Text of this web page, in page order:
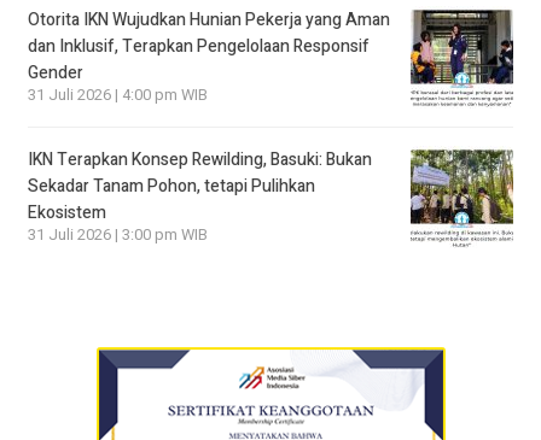
Otorita IKN Wujudkan Hunian Pekerja yang Aman
dan Inklusif, Terapkan Pengelolaan Responsif
Gender
31 Juli 2026 | 4:00 pm WIB
IKN Terapkan Konsep Rewilding, Basuki: Bukan
Sekadar Tanam Pohon, tetapi Pulihkan
Ekosistem
31 Juli 2026 | 3:00 pm WIB